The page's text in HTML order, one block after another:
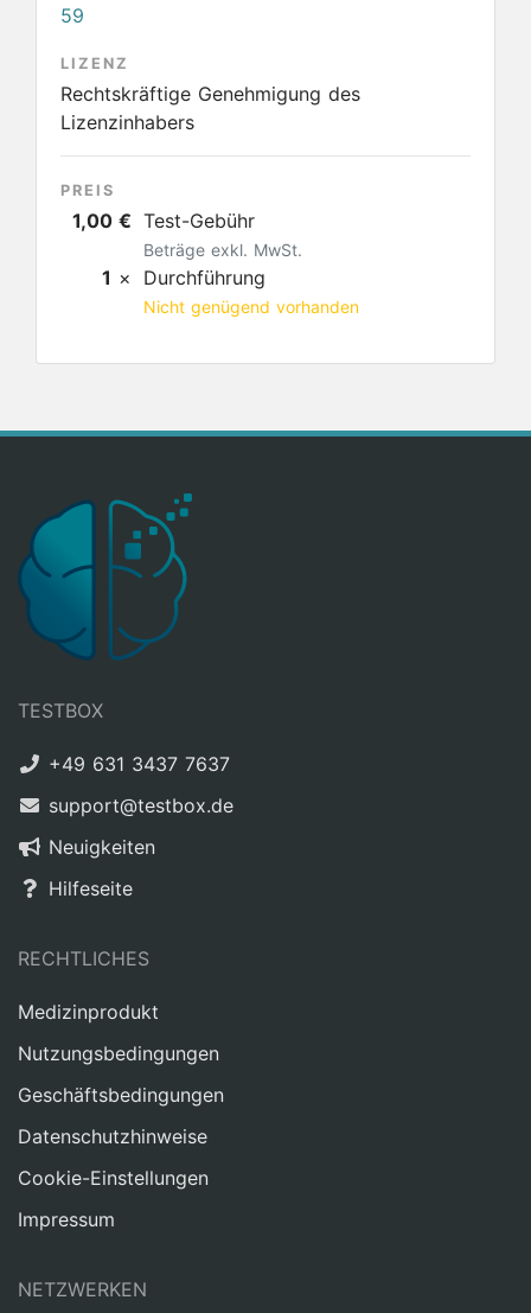
59
LIZENZ
Rechtskräftige Genehmigung des
Lizenzinhabers
PREIS
1,00 € Test-Gebühr
Beträge exkl. MwSt.
1 × Durchführung
Nicht genügend vorhanden
TESTBOX
+49 631 3437 7637
support@testbox.de
Neuigkeiten
Hilfeseite
RECHTLICHES
Medizinprodukt
Nutzungsbedingungen
Geschäftsbedingungen
Datenschutzhinweise
Cookie-Einstellungen
Impressum
NETZWERKEN